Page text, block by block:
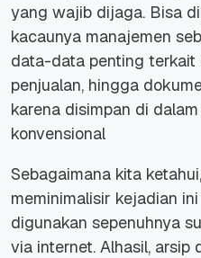
yang wajib dijaga. Bisa
kacaunya manajemen
data-data penting terkait
penjualan, hingga
karena disimpan di
konvensional
Sebagaimana kita
meminimalisir kejadian
digunakan sepenuhnya
via internet. Alhasil, arsip